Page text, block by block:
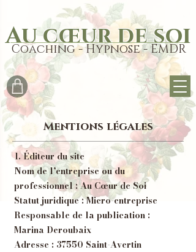
Au cœur de soi
Coaching - Hypnose - EMDR
Mentions légales
1. Éditeur du site
Nom de l’entreprise ou du
professionnel : Au Cœur de Soi
Statut juridique : Micro-entreprise
Responsable de la publication :
Marina Deroubaix
Adresse : 37550 Saint-Avertin